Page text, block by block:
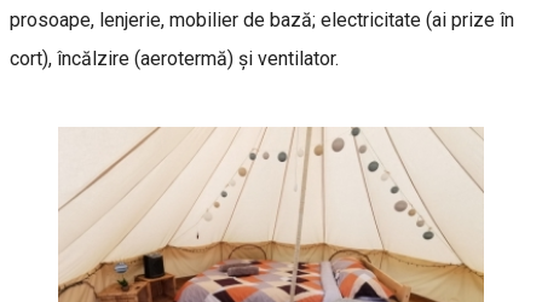
prosoape, lenjerie, mobilier de bază; electricitate (ai prize în
cort), încălzire (aerotermă) şi ventilator.